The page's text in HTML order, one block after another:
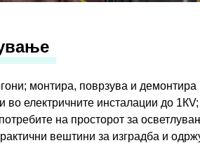
монтира, поврзува и демонтира
електричните инсталации до
на просторот за
вештини за изградба и